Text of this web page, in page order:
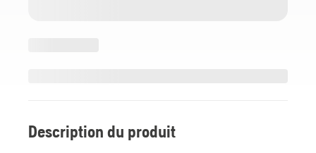
Description du produit